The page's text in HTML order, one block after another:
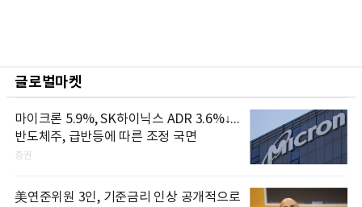
글로벌마켓
마이크론 5.9%, SK하이닉스 ADR 3.6%↓...
반도체주, 급반등에 따른 조정 국면
증권
美연준위원 3인, 기준금리 인상 공개적으로